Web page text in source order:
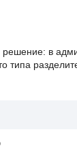
в
типа